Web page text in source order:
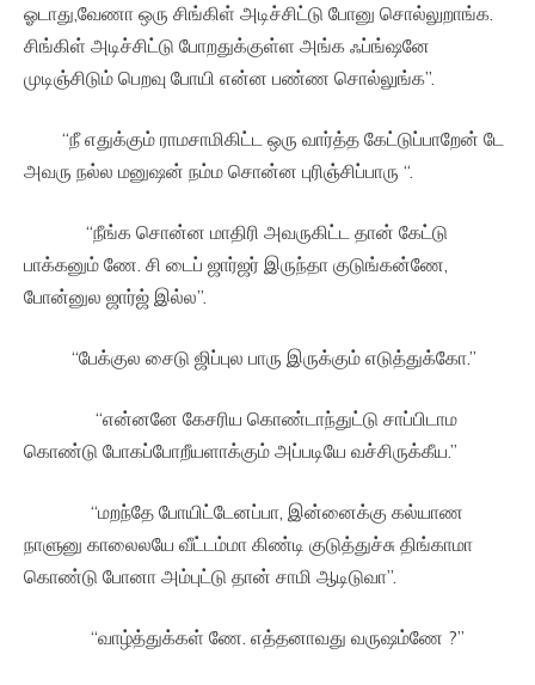
ஓடாது,வேணா ஒரு சிங்கிள் அடிச்சிட்டு போனு சொல்லுறாங்க.
சிங்கிள் அடிச்சிட்டு போறதுக்குள்ள அங்க ஃப்ங்ஷனே
முடிஞ்சிடும் பெறவு போயி என்ன பண்ண சொல்லுங்க”.
“நீ எதுக்கும் ராமசாமிகிட்ட ஒரு வார்த்த கேட்டுப்பாறேன் டே
அவரு நல்ல மனுஷன் நம்ம சொன்ன புரிஞ்சிப்பாரு “.
“நீங்க சொன்ன மாதிரி அவருகிட்ட தான் கேட்டு
பாக்கனும் ணே. சி டைப் ஜார்ஜர் இருந்தா குடுங்கன்ணே,
போன்னுல ஜார்ஜ் இல்ல”.
“பேக்குல சைடு ஜிப்புல பாரு இருக்கும் எடுத்துக்கோ.”
“என்னனே கேசரிய கொண்டாந்துட்டு சாப்பிடாம
கொண்டு போகப்போறீயளாக்கும் அப்படியே வச்சிருக்கீய.”
“மறந்தே போயிட்டேனப்பா, இன்னைக்கு கல்யாண
நாளுனு காலைலயே வீட்டம்மா கிண்டி குடுத்துச்சு திங்காமா
கொண்டு போனா அம்புட்டு தான் சாமி ஆடிடுவா”.
“வாழ்த்துக்கள் ணே. எத்தனாவது வருஷம்ணே ?”